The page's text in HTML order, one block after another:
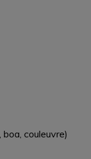
couleuvre)